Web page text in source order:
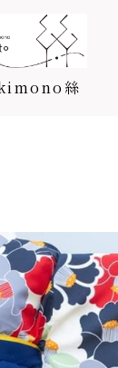
絲
ラン
/カタログ
ン/カタログ
ラン
ログ